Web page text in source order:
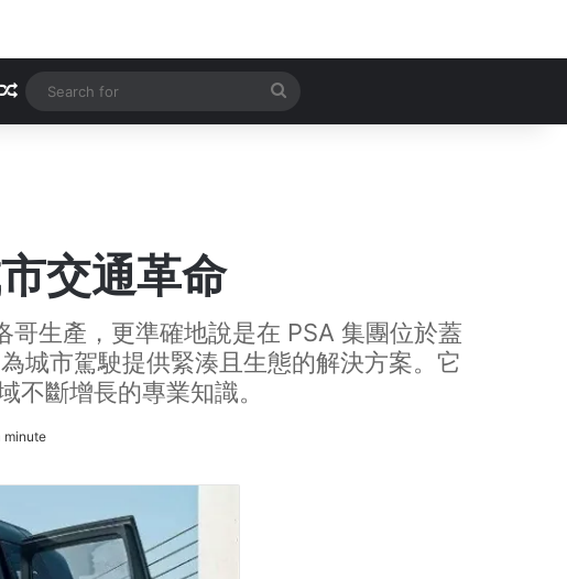
Random Article
for
交通革命
生產，更準確地說是在 PSA 集團位於蓋
城市駕駛提供緊湊且生態的解決方案。它
不斷增長的專業知識。
minute